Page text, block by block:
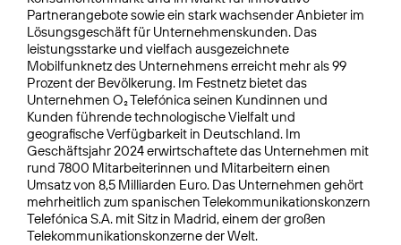
Partnerangebote sowie ein stark wachsender Anbieter im
Lösungsgeschäft für Unternehmenskunden. Das
leistungsstarke und vielfach ausgezeichnete
Mobilfunknetz des Unternehmens erreicht mehr als 99
Prozent der Bevölkerung. Im Festnetz bietet das
Unternehmen O₂ Telefónica seinen Kundinnen und
Kunden führende technologische Vielfalt und
geografische Verfügbarkeit in Deutschland. Im
Geschäftsjahr 2024 erwirtschaftete das Unternehmen mit
rund 7800 Mitarbeiterinnen und Mitarbeitern einen
Umsatz von 8,5 Milliarden Euro. Das Unternehmen gehört
mehrheitlich zum spanischen Telekommunikationskonzern
Telefónica S.A. mit Sitz in Madrid, einem der großen
Telekommunikationskonzerne der Welt.